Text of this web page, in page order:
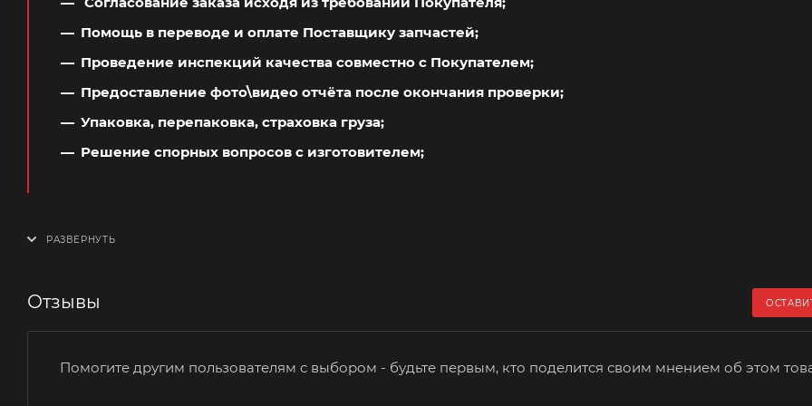
Помощь в переводе и оплате Поставщику запчастей;
Проведение инспекций качества совместно с Покупателем;
Предоставление фото\видео отчёта после окончания проверки;
Упаковка, перепаковка, страховка груза;
Решение спорных вопросов с изготовителем;
Отзывы
Помогите другим пользователям с выбором - будьте первым, кто поделится своим мнением об этом